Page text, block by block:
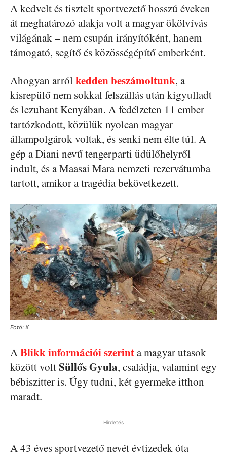
A kedvelt és tisztelt sportvezető hosszú éveken
át meghatározó alakja volt a magyar ökölvívás
világának – nem csupán irányítóként, hanem
támogató, segítő és közösségépítő emberként.
Ahogyan arrólkedden beszámoltunk, a
kisrepülő nem sokkal felszállás után kigyulladt
és lezuhant Kenyában. A fedélzeten 11 ember
tartózkodott, közülük nyolcan magyar
állampolgárok voltak, és senki nem élte túl. A
gép a Diani nevű tengerparti üdülőhelyről
indult, és a Maasai Mara nemzeti rezervátumba
tartott, amikor a tragédia bekövetkezett.
Fotó: X
ABlikk információi szerinta magyar utasok
között voltSüllős Gyula, családja, valamint egy
bébiszitter is. Úgy tudni, két gyermeke itthon
maradt.
Hirdetés
A 43 éves sportvezető nevét évtizedek óta